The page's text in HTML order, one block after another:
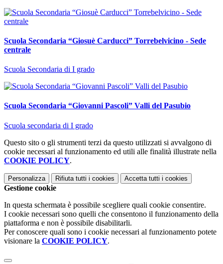
Scuola Secondaria “Giosuè Carducci” Torrebelvicino - Sede
centrale
Scuola Secondaria di I grado
Scuola Secondaria “Giovanni Pascoli” Valli del Pasubio
Scuola secondaria di I grado
Questo sito o gli strumenti terzi da questo utilizzati si avvalgono di
cookie necessari al funzionamento ed utili alle finalità illustrate nella
COOKIE POLICY.
Personalizza Rifiuta tutti i cookies Accetta tutti i cookies
Gestione cookie
In questa schermata è possibile scegliere quali cookie consentire.
I cookie necessari sono quelli che consentono il funzionamento della
piattaforma e non è possibile disabilitarli.
Per conoscere quali sono i cookie necessari al funzionamento potete
visionare la COOKIE POLICY.